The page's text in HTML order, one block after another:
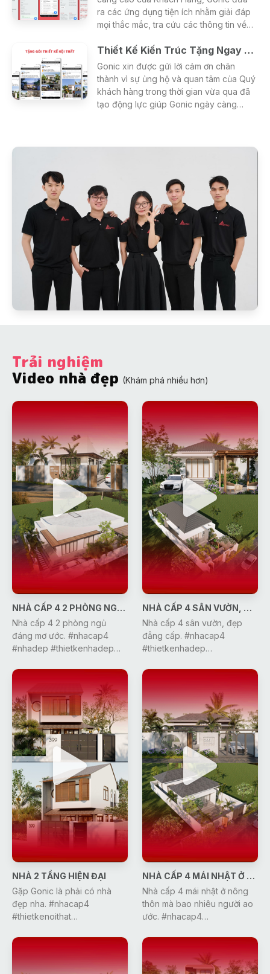
ra các ứng dụng tiện ích nhằm giải đáp
mọi thắc mắc, tra cứu các thông tin về
cách nhanh nhất và hiệu quả nhất cho
khách hàng.
Thiết Kế Kiến Trúc Tặng Ngay Gói Thiết Kế Nội Thất
Gonic xin được gửi lời cảm ơn chân
thành vì sự ủng hộ và quan tâm của Quý
khách hàng trong thời gian vừa qua đã
tạo động lực giúp Gonic ngày càng
Trải nghiệm
Video nhà đẹp (Khám phá nhiều hơn)
NHÀ CẤP 4 2 PHÒNG NGỦ ĐÁNG MƠ ƯỚC
Nhà cấp 4 2 phòng ngủ
đáng mơ ước. #nhacap4
#nhadep #thietkenhadep
#gonic #dcgr
NHÀ CẤP 4 SÂN VƯỜN, ĐẸP ĐẲNG CẤP
Nhà cấp 4 sân vườn, đẹp
đẳng cấp. #nhacap4
#thietkenhadep
#nhadep #gonic #dcgr
NHÀ 2 TẦNG HIỆN ĐẠI
Gặp Gonic là phải có nhà
đẹp nha. #nhacap4
#thietkenoithat
#nhadep #xuhuong #gonic
NHÀ CẤP 4 MÁI NHẬT Ở NÔNG THÔN
Nhà cấp 4 mái nhật ở nông
thôn mà bao nhiêu người ao
ước. #nhacap4
#thietkenhadep #xuhuong
#xaydung #gonic #dcgr